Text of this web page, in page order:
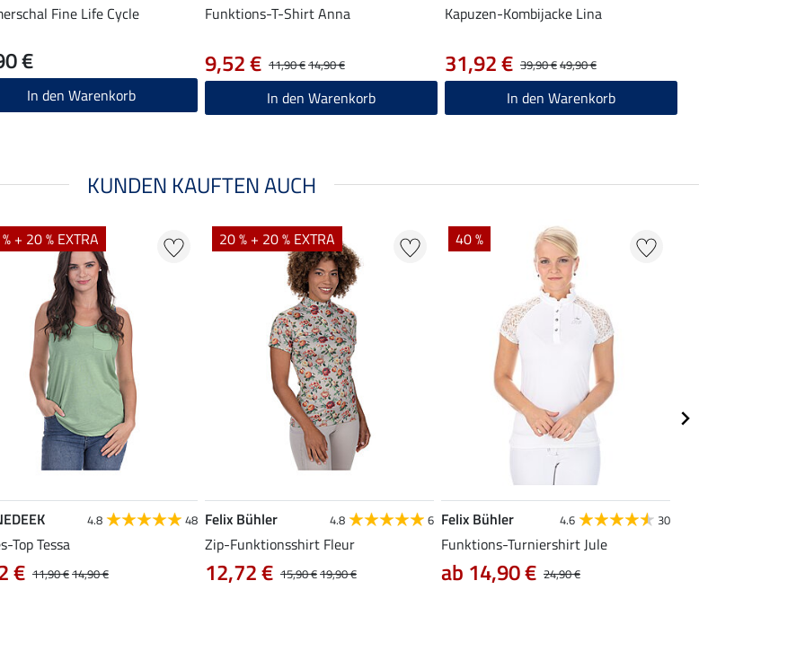
Fine Life Cycle
€
In den Warenkorb
Funktions-T-Shirt Anna
11,90 €14,90 €
9,52 €
In den Warenkorb
Kapuzen-Kombijacke Lina
39,90 €49,90 €
31,92 €
In den Warenkorb
KUNDEN KAUFTEN AUCH
+ 20 % EXTRA
4.8 48
Top Tessa
11,90 €14,90 €
€
20 % + 20 % EXTRA
Felix Bühler 4.8 6
Zip-Funktionsshirt Fleur
15,90 €19,90 €
12,72 €
40 %
Felix Bühler 4.6 30
Funktions-Turniershirt Jule
24,90 €
ab 14,90 €